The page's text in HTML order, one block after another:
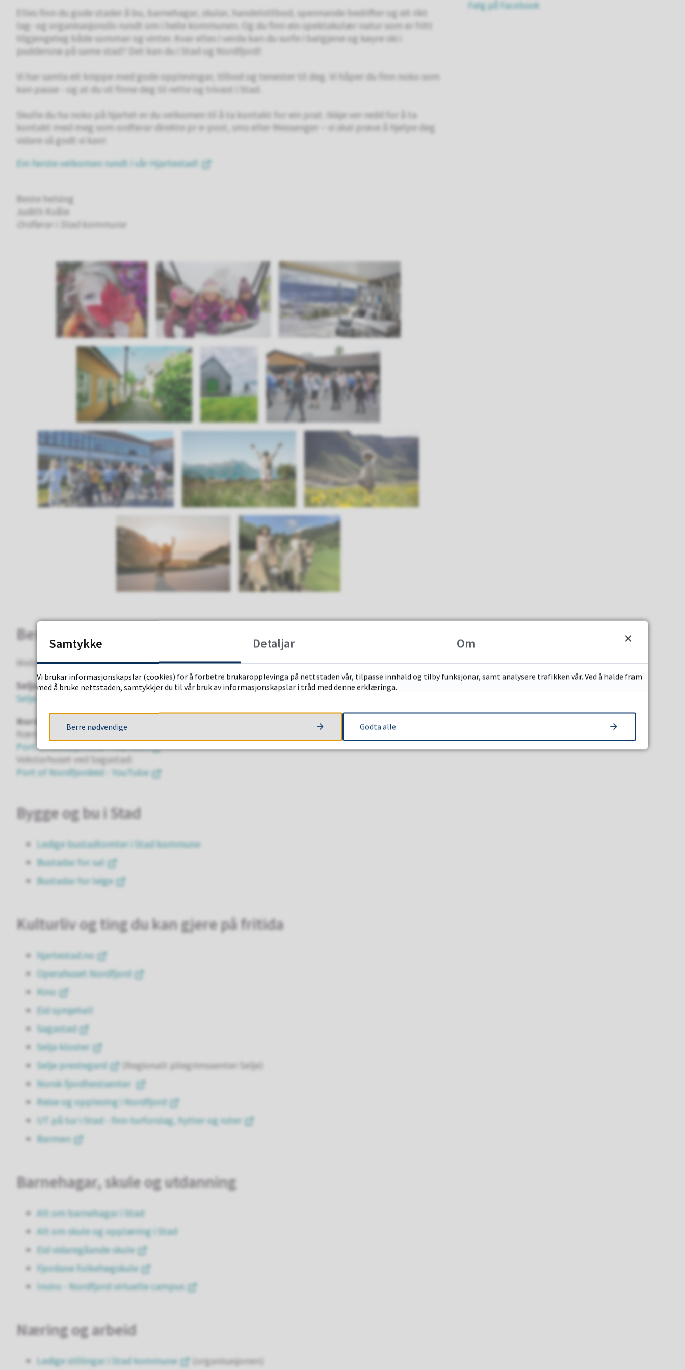
Elles finn du gode stader å bu, barnehagar, skular, handelstilbod, spennande bedrifter og eit rikt
lag- og organisasjonsliv rundt om i heile kommunen. Og du finn ein spektakulær natur som er fritt
tilgjengeleg både sommar og vinter. Kvar elles i verda kan du surfe i bølgjene og køyre ski i
puddersnø på same stad? Det kan du i Stad og Nordfjord!
Vi har samla eit knippe med gode opplevingar, tilbod og tenester til deg. Vi håper du finn noko som
kan passe - og at du vil finne deg til rette og trivast i Stad.
Skulle du ha noko på hjartet er du velkomen til å ta kontakt for ein prat. Ikkje ver redd for å ta
kontakt med meg som ordførar direkte pr e-post, sms eller Messenger – vi skal prøve å hjelpe deg
vidare så godt vi kan!
Ein første velkomen rundt i vår Hjartestad!
Beste helsing
Judith Kvåle
Ordførar i Stad kommune
Besøk oss LIVE!
Webkamera - utsikt over hamn/fjord
Selje
Selje, Risnakken Live - YouTube
Nordfjordeid
Næringskaia ved Godsterminalen:
Port of Nordfjordeid - YouTube
Vekslarhuset ved Sagastad:
Port of Nordfjordeid - YouTube
Bygge og bu i Stad
Ledige bustadtomter i Stad kommune
Bustadar for sal
Bustadar for leige
Kulturliv og ting du kan gjere på fritida
hjartestad.no
Operahuset Nordfjord
Kino
Eid symjehall
Sagastad
Selja kloster
Selje prestegard
(Regionalt pilegrimssenter Selje)
Norsk fjordhestsenter
Reise og oppleving i Nordfjord
UT på tur i Stad - finn turforslag, hytter og ruter
Barmen
Barnehagar, skule og utdanning
Alt om barnehagar i Stad
Alt om skule og opplæring i Stad
Eid vidaregåande skule
Fjordane folkehøgskule
Inviro - Nordfjord virtuelle campus
Næring og arbeid
Ledige stillingar i Stad kommune (organisasjonen)
Følg på Facebook
Samtykke Detaljar Om
Vi brukar informasjonskapslar (cookies) for å forbetre brukaropplevinga på nettstaden vår, tilpasse innhald og tilby funksjonar, samt analysere trafikken vår. Ved å halde fram
med å bruke nettstaden, samtykkjer du til vår bruk av informasjonskapslar i tråd med denne erklæringa.
Berre nødvendige Godta alle